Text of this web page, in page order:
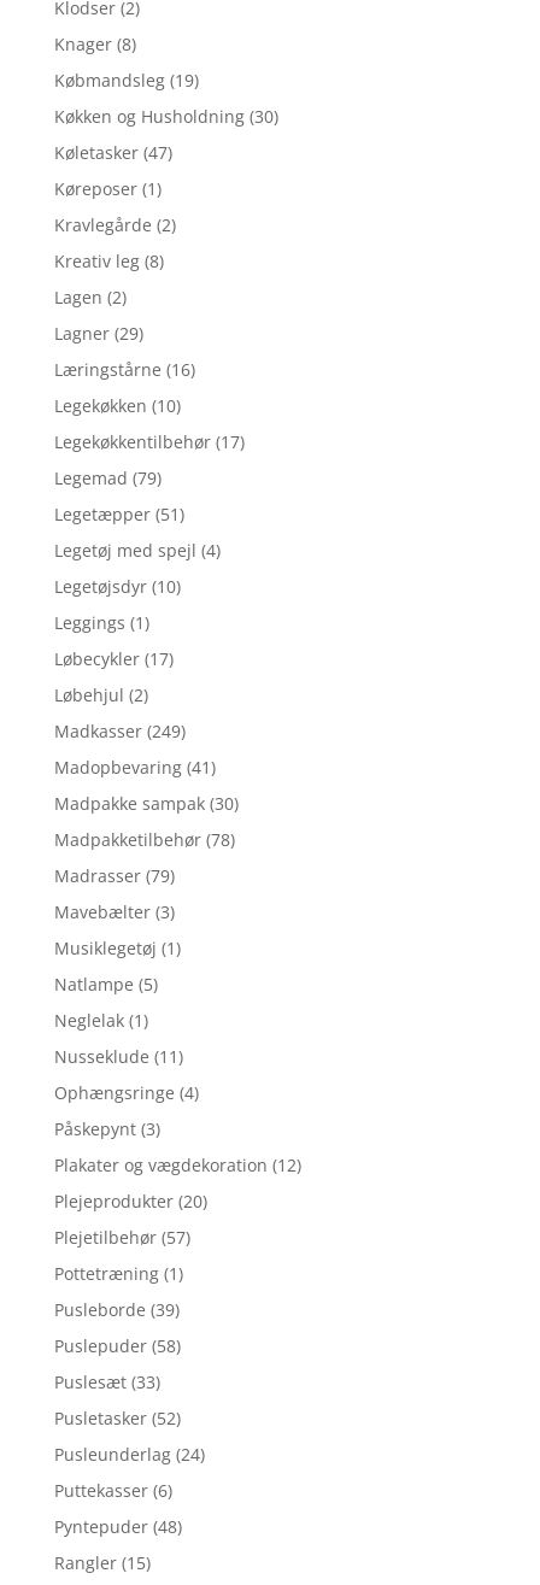
Klodser (2)
Knager (8)
Købmandsleg (19)
Køkken og Husholdning (30)
Køletasker (47)
Køreposer (1)
Kravlegårde (2)
Kreativ leg (8)
Lagen (2)
Lagner (29)
Læringstårne (16)
Legekøkken (10)
Legekøkkentilbehør (17)
Legemad (79)
Legetæpper (51)
Legetøj med spejl (4)
Legetøjsdyr (10)
Leggings (1)
Løbecykler (17)
Løbehjul (2)
Madkasser (249)
Madopbevaring (41)
Madpakke sampak (30)
Madpakketilbehør (78)
Madrasser (79)
Mavebælter (3)
Musiklegetøj (1)
Natlampe (5)
Neglelak (1)
Nusseklude (11)
Ophængsringe (4)
Påskepynt (3)
Plakater og vægdekoration (12)
Plejeprodukter (20)
Plejetilbehør (57)
Pottetræning (1)
Pusleborde (39)
Puslepuder (58)
Puslesæt (33)
Pusletasker (52)
Pusleunderlag (24)
Puttekasser (6)
Pyntepuder (48)
Rangler (15)